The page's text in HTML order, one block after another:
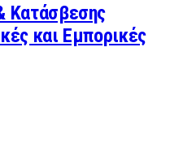
Κατάσβεσης
και Εμπορικές